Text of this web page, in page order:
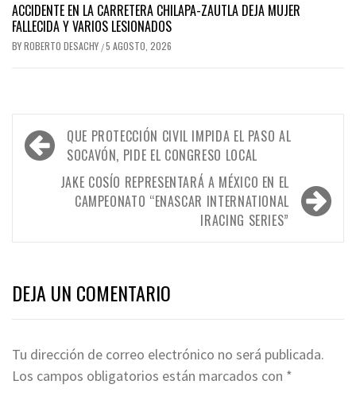
ACCIDENTE EN LA CARRETERA CHILAPA-ZAUTLA DEJA MUJER
FALLECIDA Y VARIOS LESIONADOS
BYROBERTO DESACHY /5 AGOSTO, 2026
Navegación
de
entradas
QUE PROTECCIÓN CIVIL IMPIDA EL PASO AL
SOCAVÓN, PIDE EL CONGRESO LOCAL
JAKE COSÍO REPRESENTARÁ A MÉXICO EN EL
CAMPEONATO “ENASCAR INTERNATIONAL
IRACING SERIES”
DEJA UN COMENTARIO
Tu dirección de correo electrónico no será publicada.
Los campos obligatorios están marcados con *